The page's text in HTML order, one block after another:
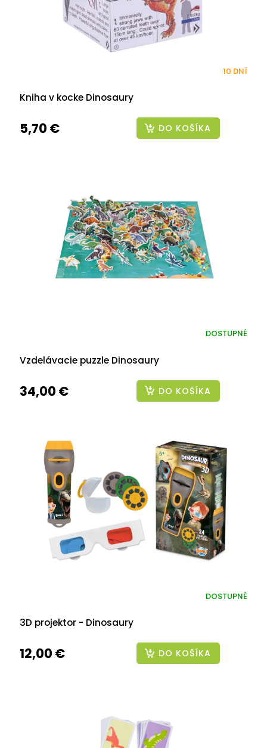
Kniha v kocke Dinosaury
10 DNÍ
5,70 € DO KOŠÍKA
Vzdelávacie puzzle Dinosaury
DOSTUPNÉ
34,00 € DO KOŠÍKA
3D projektor - Dinosaury
DOSTUPNÉ
12,00 € DO KOŠÍKA